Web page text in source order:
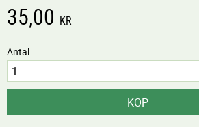
35,00 KR
Antal
KÖP